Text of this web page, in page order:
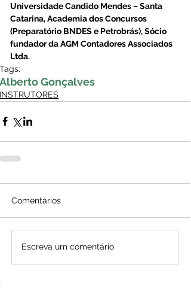
Universidade Candido Mendes – Santa
Catarina, Academia dos Concursos
(Preparatório BNDES e Petrobrás), Sócio
fundador da AGM Contadores Associados
Ltda.
Tags:
Alberto Gonçalves
INSTRUTORES
Comentários
Escreva um comentário